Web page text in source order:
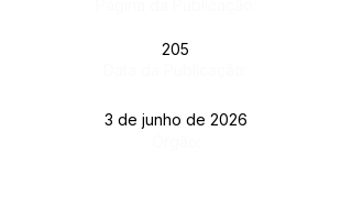
205
3 de junho de 2026